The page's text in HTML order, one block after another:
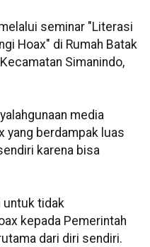
seminar "Literasi
Hoax" di Rumah Batak
Simanindo,
media
yang berdampak luas
karena bisa
untuk tidak
kepada Pemerintah
dari diri sendiri.